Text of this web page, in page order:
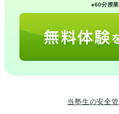
※60分授
当塾生の安全